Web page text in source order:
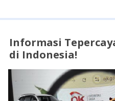
Informasi
di Indonesia!